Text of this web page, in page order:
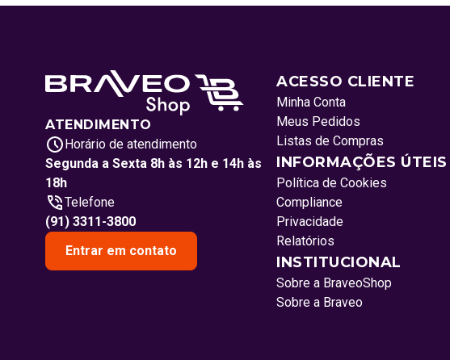
ATENDIMENTO
Horário de atendimento
Segunda a Sexta 8h às 12h e 14h às
18h
Telefone
(91) 3311-3800
Entrar em contato
ACESSO CLIENTE
Minha Conta
Meus Pedidos
Listas de Compras
INFORMAÇÕES ÚTEIS
Política de Cookies
Compliance
Privacidade
Relatórios
INSTITUCIONAL
Sobre a BraveoShop
Sobre a Braveo